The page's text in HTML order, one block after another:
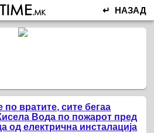
↵ НАЗАД
вратите, сите бегаа
Вода по пожарот пред
од електрична инсталација